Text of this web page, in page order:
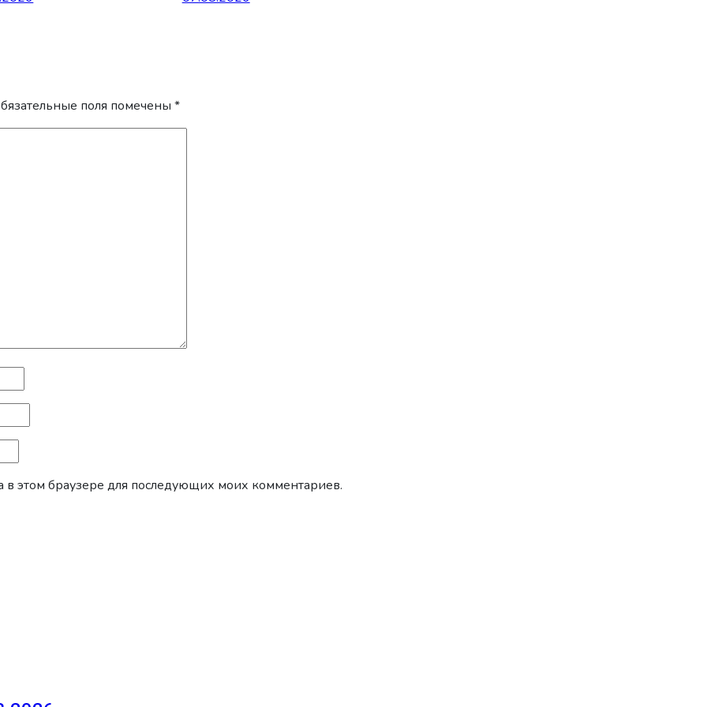
поля помечены *
в этом браузере для последующих моих комментариев.